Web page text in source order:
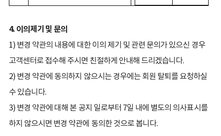
4. 이의제기 및 문의
1) 변경 약관의 내용에 대한 이의 제기 및 관련 문의가 있으신 경우
고객센터로 접수해 주시면 친절하게 안내해 드리겠습니다.
2) 변경 약관에 동의하지 않으시는 경우에는 회원 탈퇴를 요청하실
수 있습니다.
3) 변경 약관에 대해 본 공지 일로부터 7일 내에 별도의 의사표시를
하지 않으시면 변경 약관에 동의한 것으로 봅니다.